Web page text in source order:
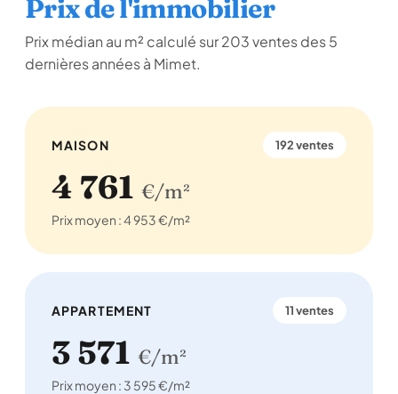
Prix de l'immobilier
Prix médian au m² calculé sur 203 ventes des 5
dernières années à Mimet.
MAISON 192 ventes
4 761 €/m²
Prix moyen : 4 953 €/m²
APPARTEMENT 11 ventes
3 571 €/m²
Prix moyen : 3 595 €/m²